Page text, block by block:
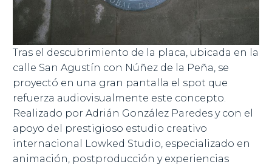
Tras el descubrimiento de la placa, ubicada en la
calle San Agustín con Núñez de la Peña, se
proyectó en una gran pantalla el spot que
refuerza audiovisualmente este concepto.
Realizado por Adrián González Paredes y con el
apoyo del prestigioso estudio creativo
internacional Lowked Studio, especializado en
animación, postproducción y experiencias